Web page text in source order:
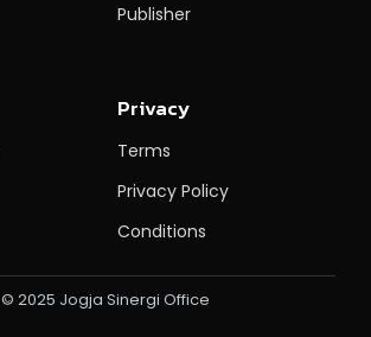
Publisher
Privacy
Terms
Privacy Policy
Conditions
© 2025 Jogja Sinergi Office